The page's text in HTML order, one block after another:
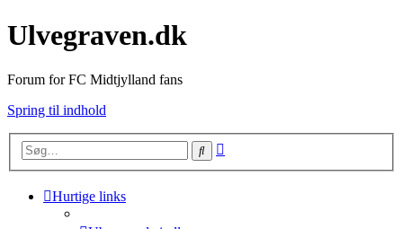
Ulvegraven.dk
Forum for FC Midtjylland fans
Spring til indhold
Søg
Hurtige links